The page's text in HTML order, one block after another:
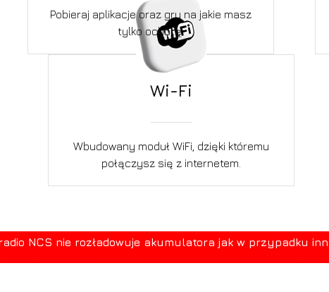
Pobieraj aplikacje oraz gry na jakie masz
tylko ochotę.
Wi-Fi
Wbudowany moduł WiFi, dzięki któremu
połączysz się z internetem.
radio NCS nie rozładowuje akumulatora jak w przypadku